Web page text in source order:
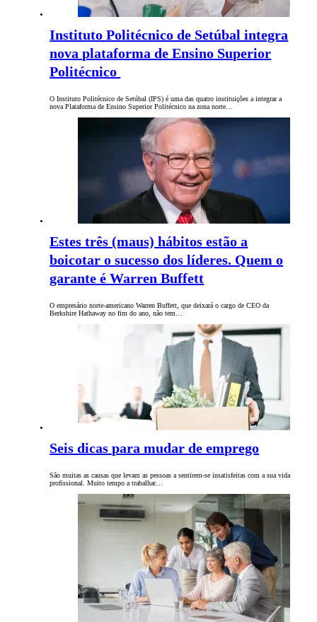
Instituto Politécnico de Setúbal integra
nova plataforma de Ensino Superior
Politécnico
O Instituto Politécnico de Setúbal (IPS) é uma das quatro instituições a integrar a
nova Plataforma de Ensino Superior Politécnico na zona norte…
Estes três (maus) hábitos estão a
boicotar o sucesso dos líderes. Quem o
garante é Warren Buffett
O empresário norte-americano Warren Buffett, que deixará o cargo de CEO da
Berkshire Hathaway no fim do ano, não tem…
Seis dicas para mudar de emprego
São muitas as causas que levam as pessoas a sentirem-se insatisfeitas com a sua vida
profissional. Muito tempo a trabalhar…